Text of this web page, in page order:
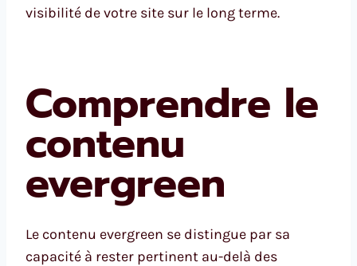
visibilité de votre site sur le long terme.
Comprendre le
contenu
evergreen
Le contenu evergreen se distingue par sa
capacité à rester pertinent au-delà des